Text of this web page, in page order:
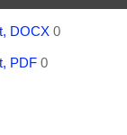
DOCX0
PDF0